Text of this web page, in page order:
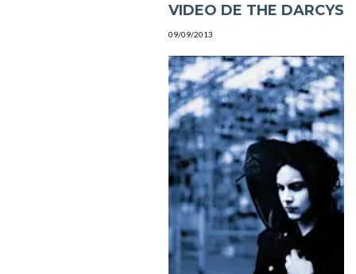
VIDEO DE THE DARCYS
09/09/2013